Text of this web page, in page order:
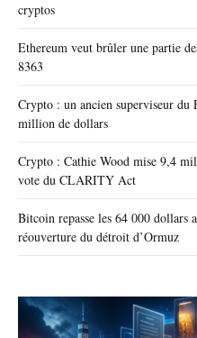
cryptos
Ethereum veut brûler une partie
8363
Crypto : un ancien superviseur du
million de dollars
Crypto : Cathie Wood mise 9,4
vote du CLARITY Act
Bitcoin repasse les 64 000 dollars
réouverture du détroit d’Ormuz